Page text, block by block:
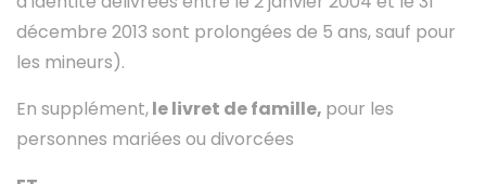
décembre 2013 sont prolongées de 5 ans, sauf pour
les mineurs).
En supplément,le livret de famille, pour les
personnes mariées ou divorcées